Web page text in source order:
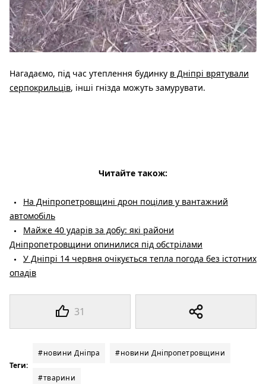
31
Нагадаємо, під час утеплення будинку в Дніпрі врятували
серпокрильців, інші гнізда можуть замурувати.
Читайте також:
На Дніпропетровщині дрон поцілив у вантажний
автомобіль
Майже 40 ударів за добу: які райони
Дніпропетровщини опинилися під обстрілами
У Дніпрі 14 червня очікується тепла погода без істотних
опадів
Теги:
#новини Дніпра #новини Дніпропетровщини
#тварини